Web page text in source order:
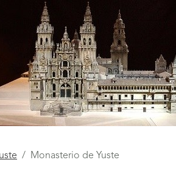
Monasterio de Yuste